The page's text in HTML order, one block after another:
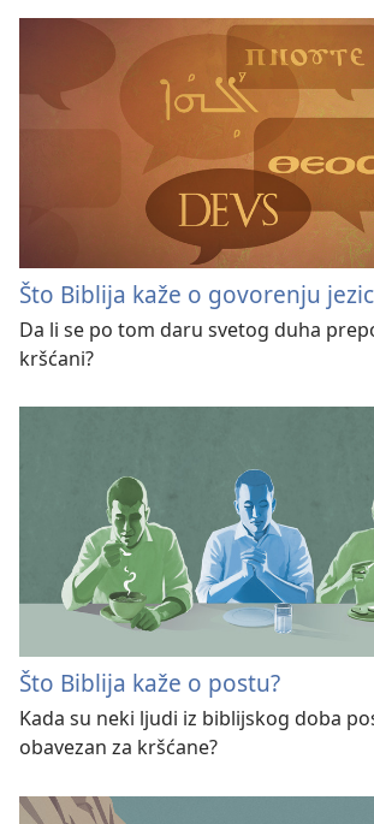
Što Biblija kaže o govorenju
Da li se po tom daru svetog duha
kršćani?
Što Biblija kaže o postu?
Kada su neki ljudi iz biblijskog doba
obavezan za kršćane?